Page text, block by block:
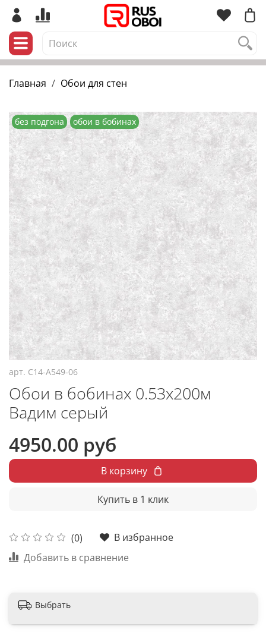
Главная Обои для стен
без подгона обои в бобинах
арт. C14-A549-06
Обои в бобинах 0.53х200м
Вадим серый
(0)
В избранное
Добавить в сравнение
4950.00 руб
В корзину
Купить в 1 клик
Выбрать